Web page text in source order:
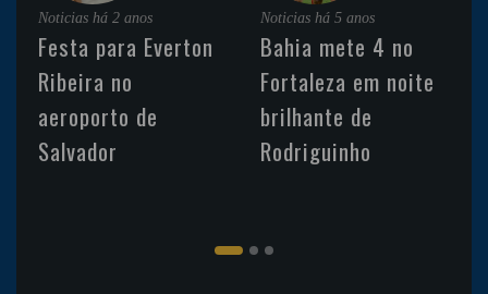
Noticias há 2 anos
Festa para Everton
Ribeira no
aeroporto de
Salvador
Noticias há 5 anos
Bahia mete 4 no
Fortaleza em noite
brilhante de
Rodriguinho